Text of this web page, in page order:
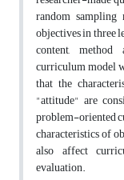
random
objectives in three
content,
curriculum model
that the
"attitude" are
problem-oriented
characteristics of
also affect
evaluation.